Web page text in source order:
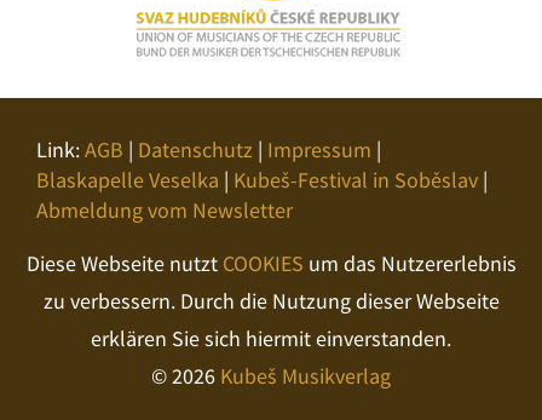
Link:AGB | Datenschutz | Impressum |
Blaskapelle Veselka | Kubeš-Festival in Soběslav |
Abmeldung vom Newsletter
Diese Webseite nutzt COOKIES um das Nutzererlebnis
zu verbessern. Durch die Nutzung dieser Webseite
erklären Sie sich hiermit einverstanden.
© 2026 Kubeš Musikverlag